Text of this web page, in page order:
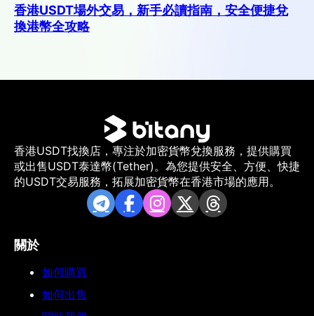
香港USDT場外交易，新手必讀指南，安全便捷兌
換港幣全攻略
香港USDT找換店，專注於加密貨幣兌換服務，提供購買
或出售USDT泰達幣(Tether)。為您提供安全、方便、快捷
的USDT交易服務，拓展加密貨幣在香港市場的應用。
關於
如何購買
如何出售